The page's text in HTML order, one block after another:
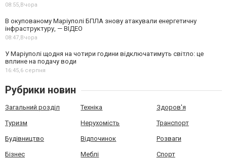
08:55,Вчора
В окупованому Маріуполі БПЛА знову атакували енергетичну
інфраструктуру, — ВІДЕО
08:47,Вчора
У Маріуполі щодня на чотири години відключатимуть світло: це
вплине на подачу води
16:45,6 серпня
Рубрики новин
Загальний розділ Техніка Здоров'я
Туризм Нерухомість Транспорт
Будівництво Відпочинок Розваги
Бізнес Меблі Спорт